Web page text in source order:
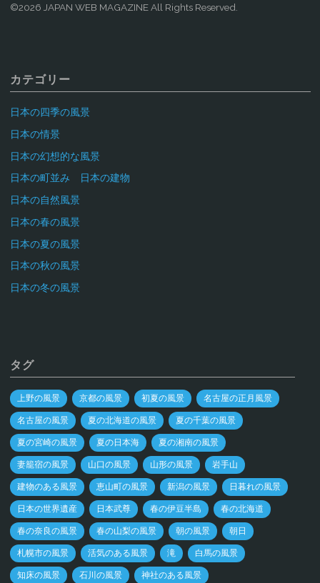
©2026 JAPAN WEB MAGAZINE All Rights Reserved.
カテゴリー
日本の四季の風景
日本の情景
日本の幻想的な風景
日本の町並み 日本の建物
日本の自然風景
日本の春の風景
日本の夏の風景
日本の秋の風景
日本の冬の風景
タグ
上野の風景 京都の風景 初夏の風景 名古屋の正月風景
名古屋の風景 夏の北海道の風景 夏の千葉の風景
夏の宮崎の風景 夏の日本海 夏の湘南の風景
妻籠宿の風景 山口の風景 山形の風景 岩手山
建物のある風景 恵山町の風景 新潟の風景 日暮れの風景
日本の世界遺産 日本武尊 春の伊豆半島 春の北海道
春の奈良の風景 春の山梨の風景 朝の風景 朝日
札幌市の風景 活気のある風景 滝 白馬の風景
知床の風景 石川の風景 神社のある風景